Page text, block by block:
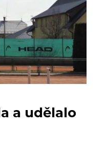
a udělalo